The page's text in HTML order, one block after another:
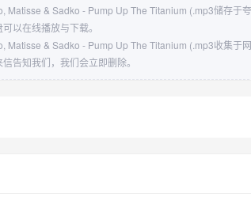
& Sadko - Pump Up The Titanium (.mp3储存于
以在线播放与下载。
& Sadko - Pump Up The Titanium (.mp3收集于
告知我们，我们会立即删除。